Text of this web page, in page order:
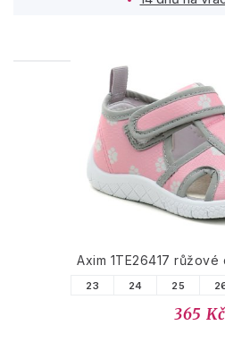
PODOBNÉ
Axim 1TE26417
23 24 25
365 Kč